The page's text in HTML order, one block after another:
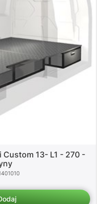
13- L1 - 270 -